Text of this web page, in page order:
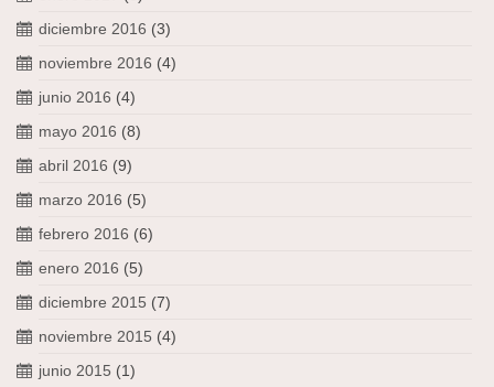
diciembre 2016 (3)
noviembre 2016 (4)
junio 2016 (4)
mayo 2016 (8)
abril 2016 (9)
marzo 2016 (5)
febrero 2016 (6)
enero 2016 (5)
diciembre 2015 (7)
noviembre 2015 (4)
junio 2015 (1)